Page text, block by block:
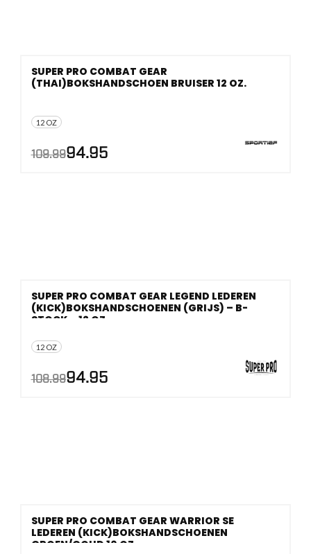
12 OZ
SUPER PRO COMBAT GEAR
(THAI)BOKSHANDSCHOEN BRUISER 12 OZ.
109.99
Oorspronkelijke
prijs
94.95
Huidige
prijs
12 OZ
SUPER PRO COMBAT GEAR LEGEND LEDEREN
(KICK)BOKSHANDSCHOENEN (GRIJS) – B-
STOCK – 12 OZ
108.99
Oorspronkelijke
prijs
94.95
Huidige
prijs
SUPER PRO COMBAT GEAR WARRIOR SE
LEDEREN (KICK)BOKSHANDSCHOENEN
GROEN/GOUD 10 OZ.